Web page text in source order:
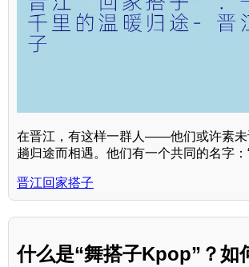
在晋江，有这样一群人——他们或许素未
趟归途而相遇。他们有一个共同的名字：“
晋江回家搭子
什么是“舞搭子Kpop”？如